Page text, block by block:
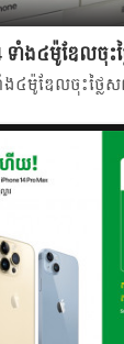
ទាំង៤ម៉ូឌែលចុះ
ង៤ម៉ូឌែលចុះថ្លៃ